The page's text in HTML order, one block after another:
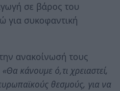
σε βάρος του
για συκοφαντική
ανακοίνωσή τους
«Θα κάνουμε ό,τι χρειαστεί,
θεσμούς, για να